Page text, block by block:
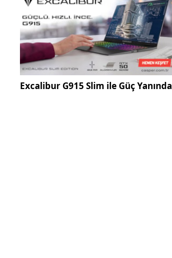
Excalibur G915 Slim ile Güç Yanında